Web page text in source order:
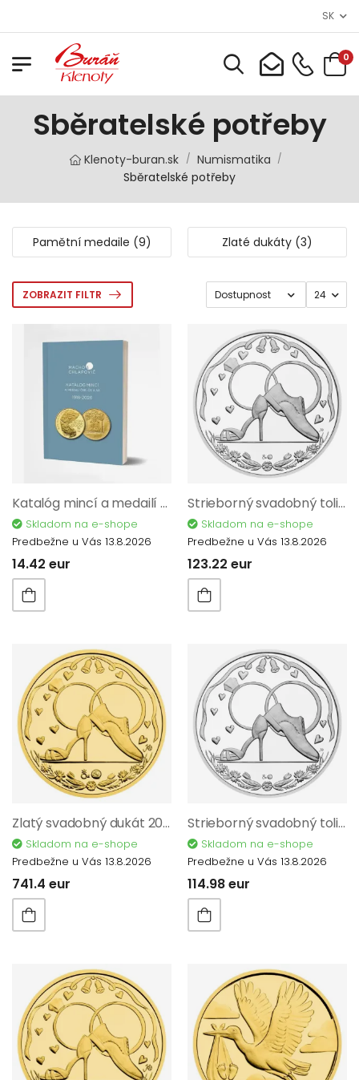
SK
0
Sběratelské potřeby
Klenoty-buran.sk / Numismatika /
Sběratelské potřeby
Pamětní medaile (9) Zlaté dukáty (3)
ZOBRAZIT FILTR
Katalóg mincí a medailí ČSR, ČR A SR 1918 - 2026
Skladom na e-shope
Predbežne u Vás 13.8.2026
14.42 eur
Strieborný svadobný toliar 2025 s venovaním proof 32093
Skladom na e-shope
Predbežne u Vás 13.8.2026
123.22 eur
Zlatý svadobný dukát 2025 s venovaním proof 32092
Skladom na e-shope
Predbežne u Vás 13.8.2026
741.4 eur
Strieborný svadobný toliar 2025 proof 32082
Skladom na e-shope
Predbežne u Vás 13.8.2026
114.98 eur